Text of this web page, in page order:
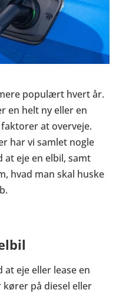
populært hvert år.
en helt ny eller en
at overveje.
har vi samlet nogle
at eje en elbil, samt
hvad man skal huske
eje eller lease en
på diesel eller